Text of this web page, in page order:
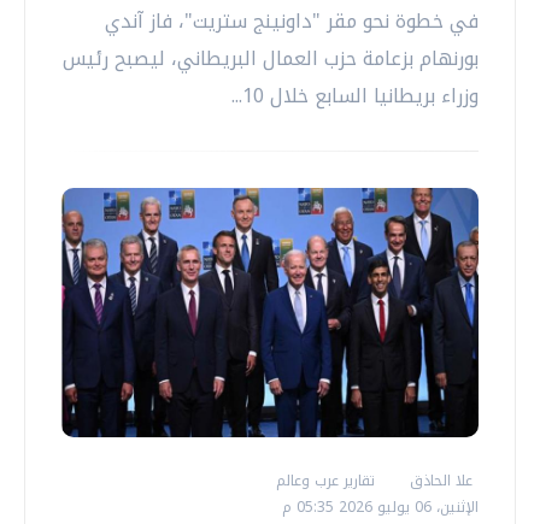
في خطوة نحو مقر "داونينج ستريت"، فاز آندي
بورنهام بزعامة حزب العمال البريطاني، ليصبح رئيس
وزراء بريطانيا السابع خلال 10...
علا الحاذق
تقارير عرب وعالم
الإثنين، 06 يوليو 2026 05:35 م